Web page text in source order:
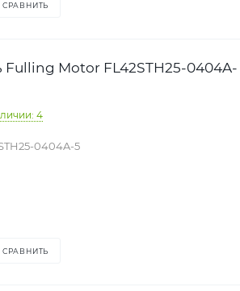
СРАВНИТЬ
Motor FL42STH25-0404A-
4
0404A-5
СРАВНИТЬ